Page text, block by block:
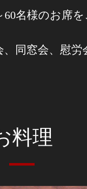
名様のお席
同窓会、慰
料理